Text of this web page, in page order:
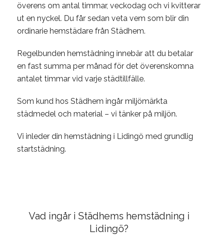
överens om antal timmar, veckodag och vi kvitterar
ut en nyckel. Du får sedan veta vem som blir din
ordinarie hemstädare från Städhem.
Regelbunden hemstädning innebär att du betalar
en fast summa per månad för det överenskomna
antalet timmar vid varje städtillfälle.
Som kund hos Städhem ingår miljömärkta
städmedel och material – vi tänker på miljön.
Vi inleder din hemstädning i Lidingö med grundlig
startstädning.
Vad ingår i Städhems hemstädning i
Lidingö?